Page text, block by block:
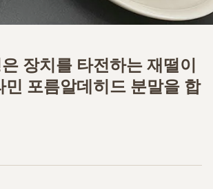
장치를 타전하는 재떨이
민 포름알데히드 분말을 합